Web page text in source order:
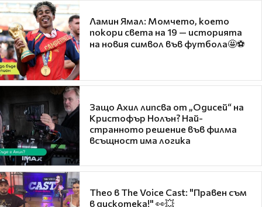
Ламин Ямал: Момчето, което
покори света на 19 — историята
на новия символ във футбола🤩⚽
Защо Ахил липсва от „Одисей“ на
Кристофър Нолън? Най-
странното решение във филма
всъщност има логика
Theo в The Voice Cast: "Правен съм
в дискотека!" 👀💥